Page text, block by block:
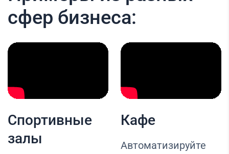
сфер бизнеса:
Спортивные
залы
Кафе
Автоматизируйте